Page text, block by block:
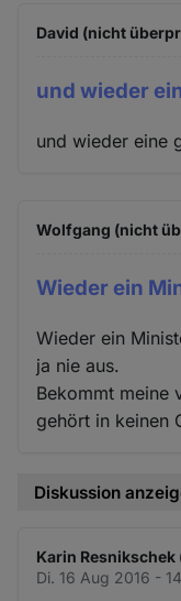
David (nicht
und wieder
und wieder eine
Wolfgang (nicht
Wieder ein
Wieder ein
ja nie aus.
Bekommt meine
gehört in keinen
Diskussion
Karin
Di. 16 Aug 2016 -